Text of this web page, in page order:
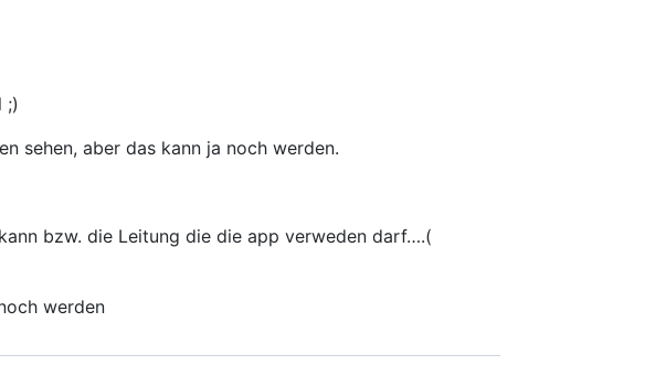
;)
sehen, aber das kann ja noch werden.
bzw. die Leitung die die app verweden darf….(
werden